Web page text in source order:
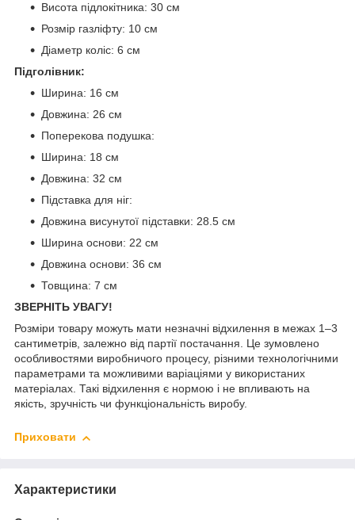
Висота підлокітника: 30 см
Розмір газліфту: 10 см
Діаметр коліс: 6 см
Підголівник:
Ширина: 16 см
Довжина: 26 см
Поперекова подушка:
Ширина: 18 см
Довжина: 32 см
Підставка для ніг:
Довжина висунутої підставки: 28.5 см
Ширина основи: 22 см
Довжина основи: 36 см
Товщина: 7 см
ЗВЕРНІТЬ УВАГУ!
Розміри товару можуть мати незначні відхилення в межах 1–3
сантиметрів, залежно від партії постачання. Це зумовлено
особливостями виробничого процесу, різними технологічними
параметрами та можливими варіаціями у використаних
матеріалах. Такі відхилення є нормою і не впливають на
якість, зручність чи функціональність виробу.
Приховати
Характеристики